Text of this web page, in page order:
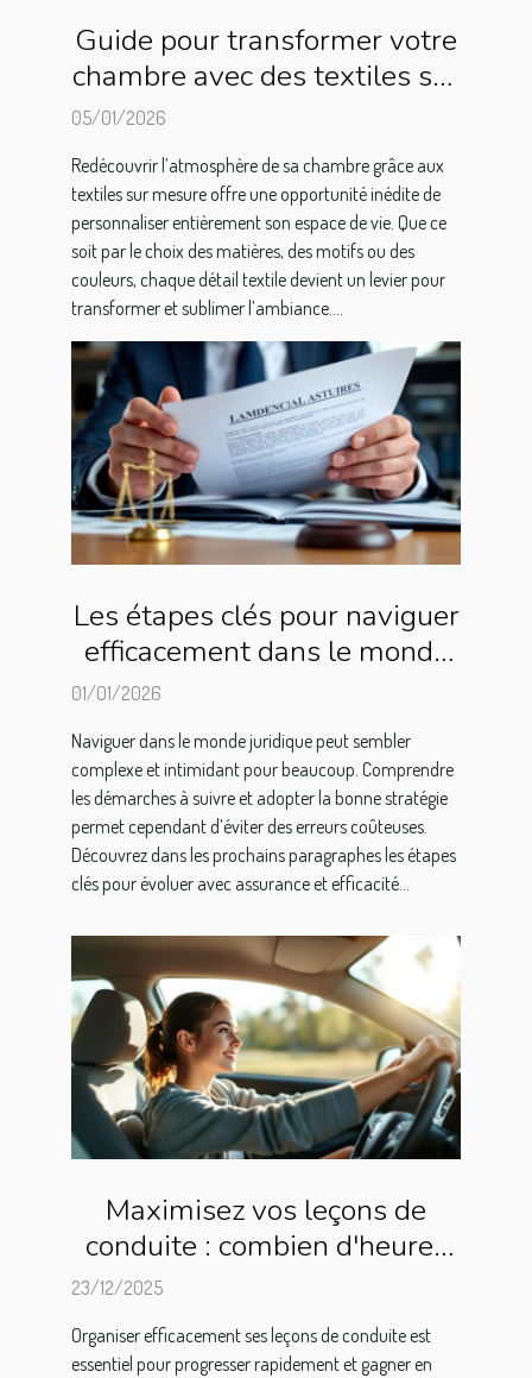
Guide pour transformer votre
chambre avec des textiles sur
05/01/2026
Redécouvrir l’atmosphère de sa chambre grâce aux
textiles sur mesure offre une opportunité inédite de
personnaliser entièrement son espace de vie. Que ce
soit par le choix des matières, des motifs ou des
couleurs, chaque détail textile devient un levier pour
transformer et sublimer l’ambiance....
Les étapes clés pour naviguer
efficacement dans le monde
01/01/2026
Naviguer dans le monde juridique peut sembler
complexe et intimidant pour beaucoup. Comprendre
les démarches à suivre et adopter la bonne stratégie
permet cependant d’éviter des erreurs coûteuses.
Découvrez dans les prochains paragraphes les étapes
clés pour évoluer avec assurance et efficacité...
Maximisez vos leçons de
conduite : combien d'heures
23/12/2025
Organiser efficacement ses leçons de conduite est
essentiel pour progresser rapidement et gagner en